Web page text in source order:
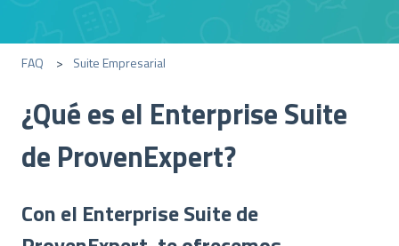
FAQ Suite Empresarial
¿Qué es el Enterprise Suite
de ProvenExpert?
Con el Enterprise Suite de